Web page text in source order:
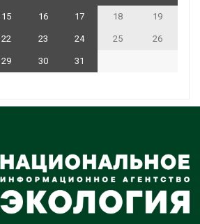
15 16 17 18 19
22 23 24 25 26
29 30
31